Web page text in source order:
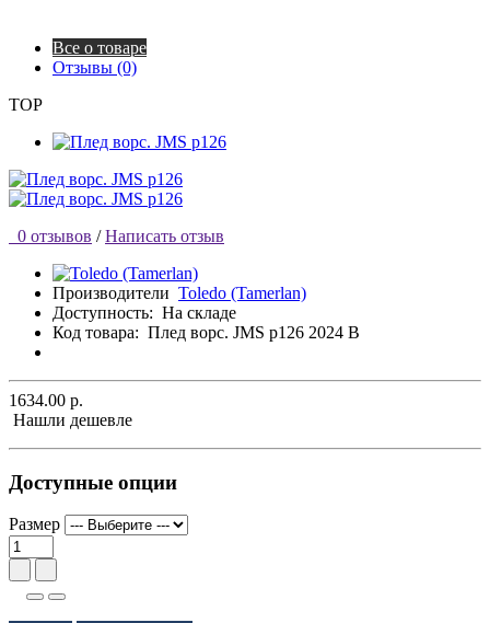
Все о товаре
Отзывы (0)
TOP
0 отзывов / Написать отзыв
Производители Toledo (Tamerlan)
Доступность: На складе
Код товара: Плед ворс. JMS p126 2024 B
1634.00 р.
Нашли дешевле
Доступные опции
Размер